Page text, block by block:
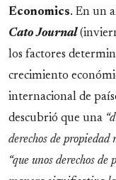
Economics. En un
Cato Journal
los factores
crecimiento
internacional de
descubrió que una
derechos de propiedad
“que unos derechos